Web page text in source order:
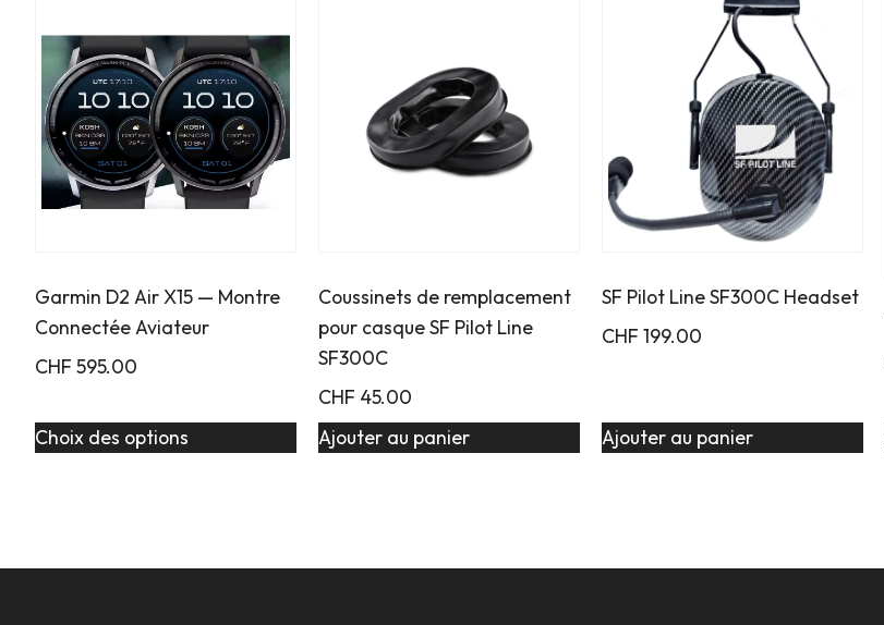
Garmin D2 Air X15 — Montre
Connectée Aviateur
CHF 595.00
Choix des options
Coussinets de remplacement
pour casque SF Pilot Line
SF300C
CHF 45.00
Ajouter au panier
SF Pilot Line SF300C Headset
CHF 199.00
Ajouter au panier